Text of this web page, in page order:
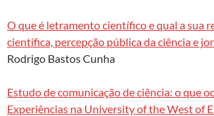
O que é letramento científico e qual a sua
científica, percepção pública da ciência e
Rodrigo Bastos Cunha
Estudo de comunicação de ciência: o que
Experiências na University of the West of